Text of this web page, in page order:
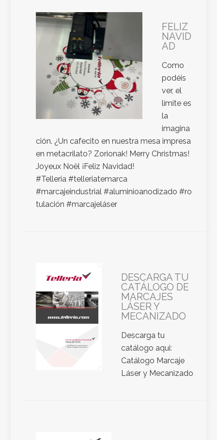
FELIZ
NAVID
AD
Como
podéis
ver, el
límite es
la
imagina
ción. ¿Un cafecito en nuestra mesa impresa
en metacrilato? Zorionak! Merry Christmas!
Joyeux Noël ¡Feliz Navidad!
#Telleria #telleriatemarca
#marcajeindustrial #aluminioanodizado #ro
tulación #marcajeláser
DESCARGA TU
CATÁLOGO DE
MARCAJES
LÁSER Y
MECANIZADO
Descarga tu
catálogo aqui:
Catálogo Marcaje
Láser y Mecanizado